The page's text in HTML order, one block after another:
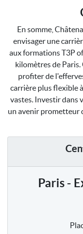
En somme,
envisager une
aux formations T3P
kilomètres de
profiter de
carrière plus flexible
vastes. Investir dans
un avenir prometteur
Paris -